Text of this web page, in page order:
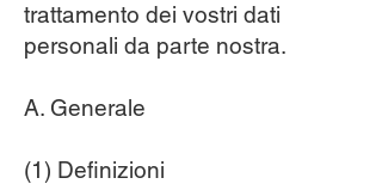
trattamento dei vostri dati
personali da parte nostra.
A. Generale
(1) Definizioni